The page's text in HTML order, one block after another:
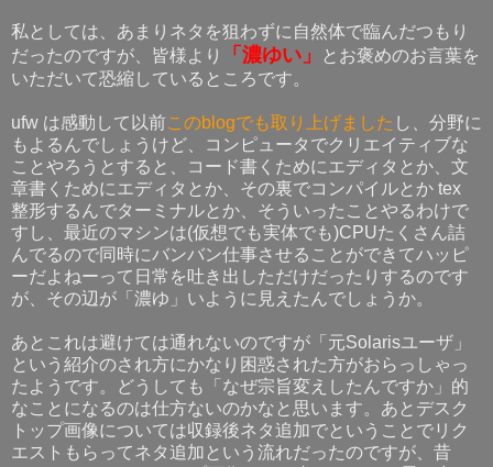
私としては、あまりネタを狙わずに自然体で臨んだつもり
だったのですが、皆様より
「濃ゆい」
とお褒めのお言葉を
いただいて恐縮しているところです。
ufw は感動して以前このblogでも取り上げました し、分野に
もよるんでしょうけど、コンピュータでクリエイティブな
ことやろうとすると、コード書くためにエディタとか、文
章書くためにエディタとか、その裏でコンパイルとか tex
整形するんでターミナルとか、そういったことやるわけで
すし、最近のマシンは(仮想でも実体でも)CPUたくさん詰
んでるので同時にバンバン仕事させることができてハッピ
ーだよねーって日常を吐き出しただけだったりするのです
が、その辺が「濃ゆ」いように見えたんでしょうか。
あとこれは避けては通れないのですが「元Solarisユーザ」
という紹介のされ方にかなり困惑された方がおらっしゃっ
たようです。どうしても「なぜ宗旨変えしたんですか」的
なことになるのは仕方ないのかなと思います。あとデスク
トップ画像については収録後ネタ追加でということでリク
エストもらってネタ追加という流れだったのですが、昔